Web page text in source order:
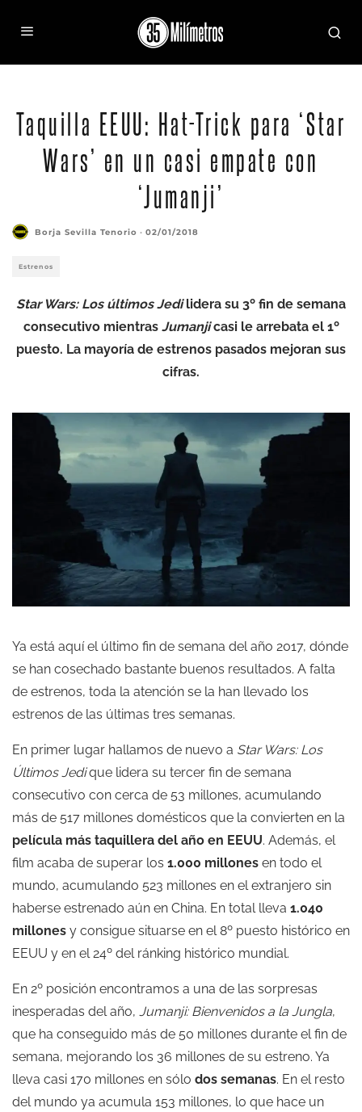
Taquilla EEUU: Hat-Trick para ‘Star
Wars’ en un casi empate con
‘Jumanji’
Borja Sevilla Tenorio · 02/01/2018
Estrenos
Star Wars: Los últimos Jedi lidera su 3º fin de semana
consecutivo mientras Jumanjicasi le arrebata el 1º
puesto. La mayoría de estrenos pasados mejoran sus
cifras.
Ya está aquí el último fin de semana del año 2017, dónde
se han cosechado bastante buenos resultados. A falta
de estrenos, toda la atención se la han llevado los
estrenos de las últimas tres semanas.
En primer lugar hallamos de nuevo a Star Wars: Los
Últimos Jedique lidera su tercer fin de semana
consecutivo con cerca de 53 millones, acumulando
más de 517 millones domésticos que la convierten en la
película más taquillera del año en EEUU. Además, el
film acaba de superar los 1.000 millones en todo el
mundo, acumulando 523 millones en el extranjero sin
haberse estrenado aún en China. En total lleva 1.040
millones y consigue situarse en el 8º puesto histórico en
EEUU y en el 24º del ránking histórico mundial.
En 2º posición encontramos a una de las sorpresas
inesperadas del año, Jumanji: Bienvenidos a la Jungla,
que ha conseguido más de 50 millones durante el fin de
semana, mejorando los 36 millones de su estreno. Ya
lleva casi 170 millones en sólo dos semanas. En el resto
del mundo ya acumula 153 millones, lo que hace un